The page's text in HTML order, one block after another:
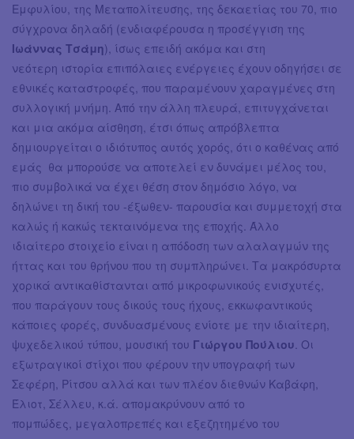
Εμφυλίου, της Μεταπολίτευσης, της δεκαετίας του 70, πιο
σύγχρονα δηλαδή (ενδιαφέρουσα η προσέγγιση της
Ιωάννας Τσάμη), ίσως επειδή ακόμα και στη
νεότερη ιστορία επιπόλαιες ενέργειες έχουν οδηγήσει σε
εθνικές καταστροφές, που παραμένουν χαραγμένες στη
συλλογική μνήμη. Από την άλλη πλευρά, επιτυγχάνεται
και μια ακόμα αίσθηση, έτσι όπως απρόβλεπτα
δημιουργείται ο ιδιότυπος αυτός χορός, ότι ο καθένας από
εμάς θα μπορούσε να αποτελεί εν δυνάμει μέλος του,
πιο συμβολικά να έχει θέση στον δημόσιο λόγο, να
δηλώνει τη δική του -έξωθεν- παρουσία και συμμετοχή στα
καλώς ή κακώς τεκταινόμενα της εποχής. Άλλο
ιδιαίτερο στοιχείο είναι η απόδοση των αλαλαγμών της
ήττας και του θρήνου που τη συμπληρώνει. Τα μακρόσυρτα
χορικά αντικαθίστανται από μικροφωνικούς ενισχυτές,
που παράγουν τους δικούς τους ήχους, εκκωφαντικούς
κάποιες φορές, συνδυασμένους ενίοτε με την ιδιαίτερη,
ψυχεδελικού τύπου, μουσική του Γιώργου Πούλιου. Οι
εξωτραγικοί στίχοι που φέρουν την υπογραφή των
Σεφέρη, Ρίτσου αλλά και των πλέον διεθνών Καβάφη,
Έλιοτ, Σέλλευ, κ.ά. απομακρύνουν από το
πομπώδες, μεγαλοπρεπές και εξεζητημένο του